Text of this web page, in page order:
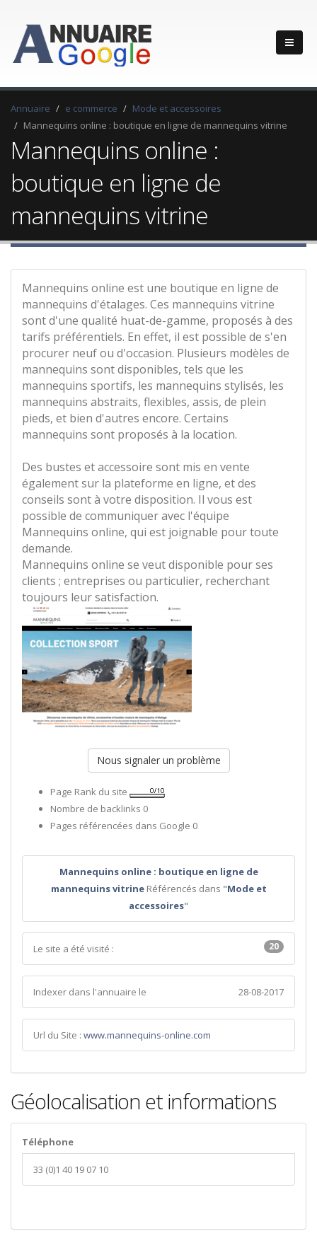
Annuaire e commerce
Mode et accessoires
Mannequins online : boutique en ligne de mannequins vitrine
Mannequins online :
boutique en ligne de
mannequins vitrine
Mannequins online est une boutique en ligne de
mannequins d'étalages. Ces mannequins vitrine
sont d'une qualité huat-de-gamme, proposés à des
tarifs préférentiels. En effet, il est possible de s'en
procurer neuf ou d'occasion. Plusieurs modèles de
mannequins sont disponibles, tels que les
mannequins sportifs, les mannequins stylisés, les
mannequins abstraits, flexibles, assis, de plein
pieds, et bien d'autres encore. Certains
mannequins sont proposés à la location.
Des bustes et accessoire sont mis en vente
également sur la plateforme en ligne, et des
conseils sont à votre disposition. Il vous est
possible de communiquer avec l'équipe
Mannequins online, qui est joignable pour toute
demande.
Mannequins online se veut disponible pour ses
clients ; entreprises ou particulier, recherchant
toujours leur satisfaction.
Nous signaler un problème
Page Rank du site
Nombre de backlinks 0
Pages référencées dans Google 0
Mannequins online : boutique en ligne de
mannequins vitrineRéférencés dans "Mode et
accessoires"
Le site a été visité : 20
Indexer dans l'annuaire le 28-08-2017
Url du Site : www.mannequins-online.com
Géolocalisation et informations
Téléphone
33 (0)1 40 19 07 10